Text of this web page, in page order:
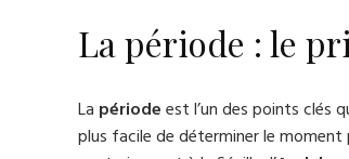
La période : le
La périodeest l’un des points clés
plus facile de déterminer le moment